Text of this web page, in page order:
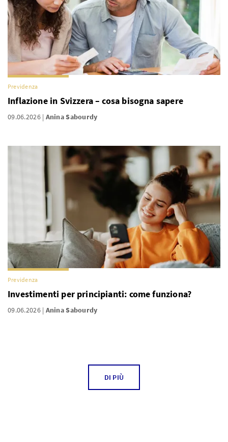
Previdenza
Inflazione in Svizzera – cosa bisogna sapere
09.06.2026 Anina Sabourdy
Previdenza
Investimenti per principianti: come funziona?
09.06.2026 Anina Sabourdy
DI PIÙ